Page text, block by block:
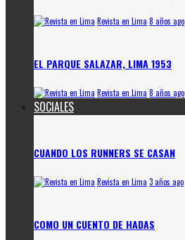
Revista en Lima 8 años ago
EL PARQUE SALAZAR, LIMA 1953
Revista en Lima 8 años ago
SOCIALES
CUANDO LOS RUNNERS SE CASAN
Revista en Lima 3 años ago
COMO UN CUENTO DE HADAS